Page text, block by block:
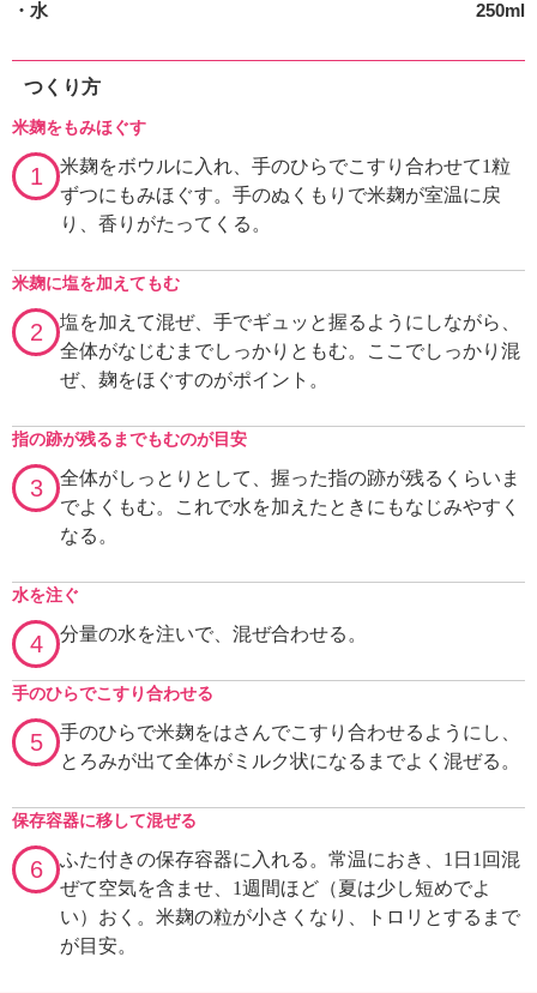
・水 250ml
つくり方
米麹をもみほぐす
1
米麹をボウルに入れ、手のひらでこすり合わせて1粒
ずつにもみほぐす。手のぬくもりで米麹が室温に戻
り、香りがたってくる。
米麹に塩を加えてもむ
2
塩を加えて混ぜ、手でギュッと握るようにしながら、
全体がなじむまでしっかりともむ。ここでしっかり混
ぜ、麹をほぐすのがポイント。
指の跡が残るまでもむのが目安
3
全体がしっとりとして、握った指の跡が残るくらいま
でよくもむ。これで水を加えたときにもなじみやすく
なる。
水を注ぐ
4 分量の水を注いで、混ぜ合わせる。
手のひらでこすり合わせる
5
手のひらで米麹をはさんでこすり合わせるようにし、
とろみが出て全体がミルク状になるまでよく混ぜる。
保存容器に移して混ぜる
6
ふた付きの保存容器に入れる。常温におき、1日1回混
ぜて空気を含ませ、1週間ほど（夏は少し短めでよ
い）おく。米麹の粒が小さくなり、トロリとするまで
が目安。